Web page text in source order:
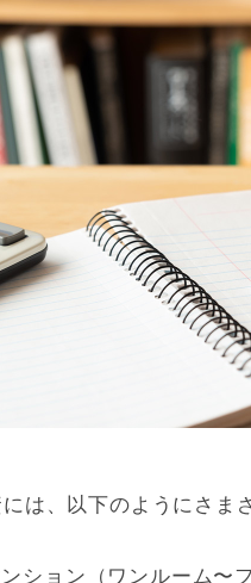
は、以下のようにさま
ション（ワンルーム〜